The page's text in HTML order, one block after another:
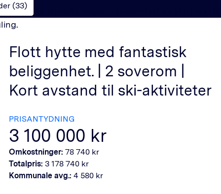
(33)
Flott hytte med fantastisk
beliggenhet. | 2 soverom |
Kort avstand til ski-aktiviteter
PRISANTYDNING
3 100 000 kr
Omkostninger: 78 740 kr
Totalpris: 3 178 740 kr
Kommunale avg.: 4 580 kr